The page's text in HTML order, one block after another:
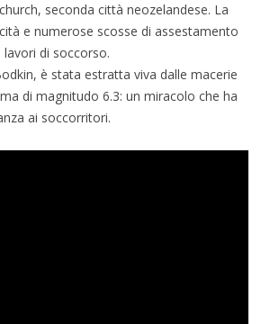
seconda città neozelandese. La
e numerose scosse di assestamento
di soccorso.
è stata estratta viva dalle macerie
di magnitudo 6.3: un miracolo che ha
ai soccorritori.